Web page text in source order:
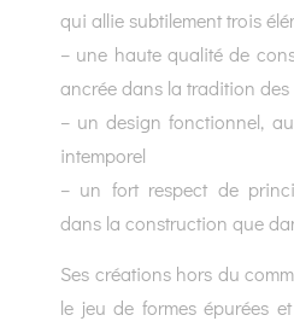
qui allie subtilement trois
– une haute qualité de
ancrée dans la tradition
– un design fonctionnel,
intemporel
– un fort respect de
dans la construction que
Ses créations hors du
le jeu de formes épurées